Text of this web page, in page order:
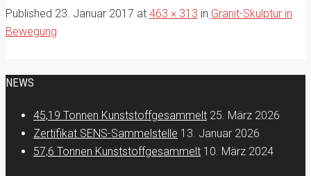
Published 23. Januar 2017 at 463 × 313 in Granit-Skulptur in
Bewegung
NEWS
45,19 Tonnen Kunststoffgesammelt 25. März 2026
Zertifikat SENS-Sammelstelle 13. Januar 2026
57,6 Tonnen Kunststoffgesammelt 10. März 2024